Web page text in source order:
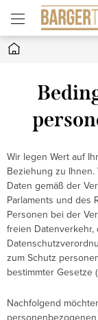
Inhalt
springen
Startseite
Wir legen Wert auf
Beziehung zu
Daten gemäß der
Parlaments und des
Personen bei der
freien Datenverkehr,
zum Schutz
bestimmter Gesetze
Nachfolgend